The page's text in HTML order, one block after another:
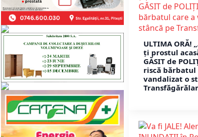
ULTIMA ORĂ!
ţi prostul
GĂSIT de
riscă bărbatul
vandalizat o